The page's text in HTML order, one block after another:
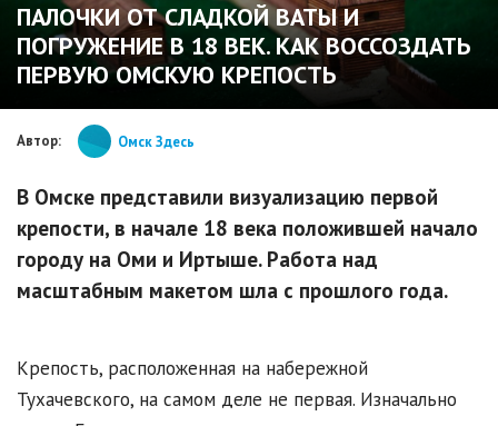
ПАЛОЧКИ ОТ СЛАДКОЙ ВАТЫ И
ПОГРУЖЕНИЕ В 18 ВЕК. КАК ВОССОЗДАТЬ
ПЕРВУЮ ОМСКУЮ КРЕПОСТЬ
Автор: Омск Здесь
В Омске представили визуализацию первой
крепости, в начале 18 века положившей начало
городу на Оми и Иртыше. Работа над
масштабным макетом шла с прошлого года.
Крепость, расположенная на набережной
Тухачевского, на самом деле не первая. Изначально